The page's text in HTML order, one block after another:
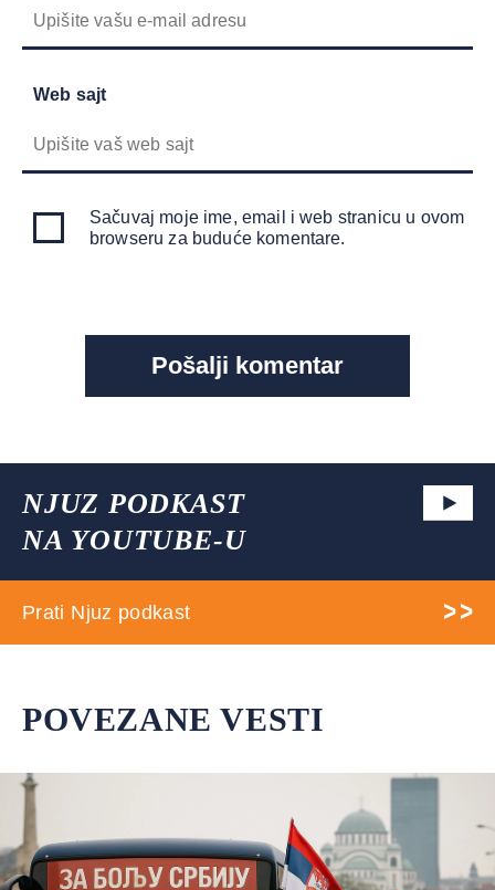
Web sajt
Sačuvaj moje ime, email i web stranicu u ovom
browseru za buduće komentare.
NJUZ PODKAST
NA YOUTUBE-U
Prati Njuz podkast
POVEZANE VESTI